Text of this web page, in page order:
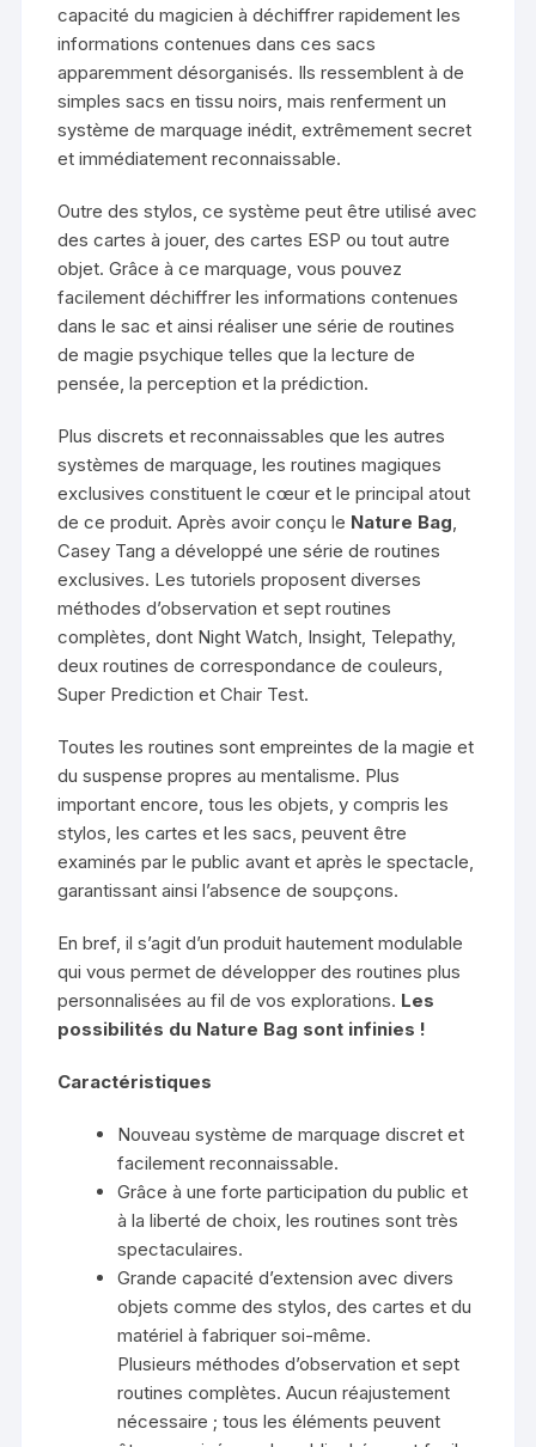
capacité du magicien à déchiffrer rapidement les
informations contenues dans ces sacs
apparemment désorganisés. Ils ressemblent à de
simples sacs en tissu noirs, mais renferment un
système de marquage inédit, extrêmement secret
et immédiatement reconnaissable.
Outre des stylos, ce système peut être utilisé avec
des cartes à jouer, des cartes ESP ou tout autre
objet. Grâce à ce marquage, vous pouvez
facilement déchiffrer les informations contenues
dans le sac et ainsi réaliser une série de routines
de magie psychique telles que la lecture de
pensée, la perception et la prédiction.
Plus discrets et reconnaissables que les autres
systèmes de marquage, les routines magiques
exclusives constituent le cœur et le principal atout
de ce produit. Après avoir conçu le Nature Bag,
Casey Tang a développé une série de routines
exclusives. Les tutoriels proposent diverses
méthodes d’observation et sept routines
complètes, dont Night Watch, Insight, Telepathy,
deux routines de correspondance de couleurs,
Super Prediction et Chair Test.
Toutes les routines sont empreintes de la magie et
du suspense propres au mentalisme. Plus
important encore, tous les objets, y compris les
stylos, les cartes et les sacs, peuvent être
examinés par le public avant et après le spectacle,
garantissant ainsi l’absence de soupçons.
En bref, il s’agit d’un produit hautement modulable
qui vous permet de développer des routines plus
personnalisées au fil de vos explorations. Les
possibilités du Nature Bag sont infinies !
Caractéristiques
Nouveau système de marquage discret et
facilement reconnaissable.
Grâce à une forte participation du public et
à la liberté de choix, les routines sont très
spectaculaires.
Grande capacité d’extension avec divers
objets comme des stylos, des cartes et du
matériel à fabriquer soi-même.
Plusieurs méthodes d’observation et sept
routines complètes. Aucun réajustement
nécessaire ; tous les éléments peuvent